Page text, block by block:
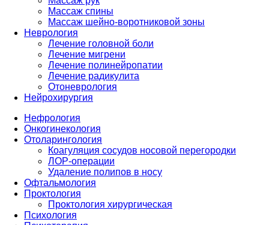
Массаж спины
Массаж шейно-воротниковой зоны
Неврология
Лечение головной боли
Лечение мигрени
Лечение полинейропатии
Лечение радикулита
Отоневрология
Нейрохирургия
Нефрология
Онкогинекология
Отоларингология
Коагуляция сосудов носовой перегородки
ЛОР-операции
Удаление полипов в носу
Офтальмология
Проктология
Проктология хирургическая
Психология